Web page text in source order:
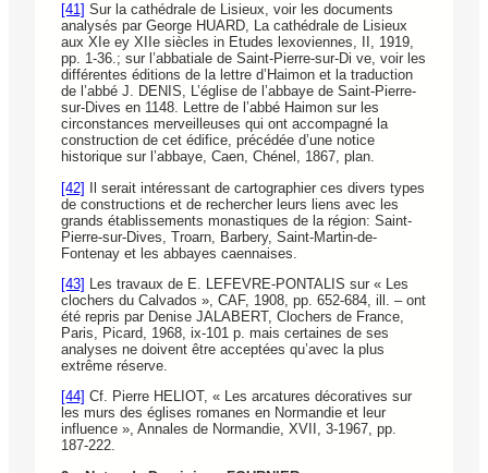
[41] Sur la cathédrale de Lisieux, voir les documents
analysés par George HUARD, La cathédrale de Lisieux
aux XIe ey XIIe siècles in Etudes lexoviennes, II, 1919,
pp. 1-36.; sur l’abbatiale de Saint-Pierre-sur-Di ve, voir les
différentes éditions de la lettre d’Haimon et la traduction
de l’abbé J. DENIS, L’église de l’abbaye de Saint-Pierre-
sur-Dives en 1148. Lettre de l’abbé Haimon sur les
circonstances merveilleuses qui ont accompagné la
construction de cet édifice, précédée d’une notice
historique sur l’abbaye, Caen, Chénel, 1867, plan.
[42] Il serait intéressant de cartographier ces divers types
de constructions et de rechercher leurs liens avec les
grands établissements monastiques de la région: Saint-
Pierre-sur-Dives, Troarn, Barbery, Saint-Martin-de-
Fontenay et les abbayes caennaises.
[43]
Les travaux de E. LEFEVRE-PONTALIS sur « Les
clochers du Calvados », CAF, 1908, pp. 652-684, ill. – ont
été repris par Denise JALABERT, Clochers de France,
Paris, Picard, 1968, ix-101 p. mais certaines de ses
analyses ne doivent être acceptées qu’avec la plus
extrême réserve.
[44] Cf. Pierre HELIOT, « Les arcatures décoratives sur
les murs des églises romanes en Normandie et leur
influence », Annales de Normandie, XVII, 3-1967, pp.
187-222.